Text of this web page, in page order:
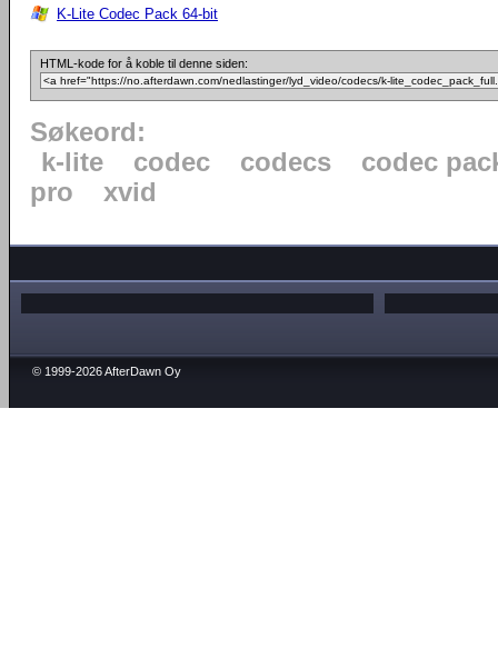
K-Lite Codec Pack 64-bit
HTML-kode for å koble til denne siden:
Søkeord:
k-lite
codec codecs
codec
pro
xvid
© 1999-2026 AfterDawn Oy